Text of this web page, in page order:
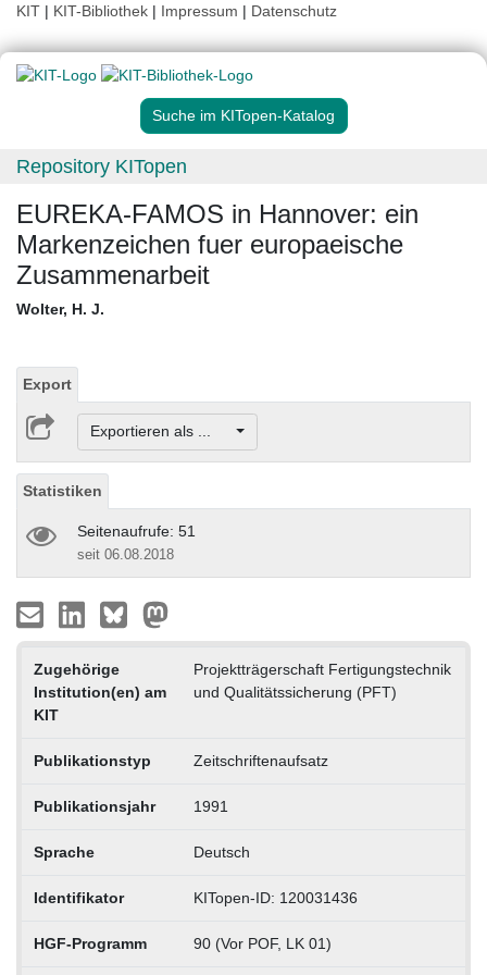
KIT | KIT-Bibliothek | Impressum | Datenschutz
Suche im KITopen-Katalog
Repository KITopen
EUREKA-FAMOS in Hannover: ein
Markenzeichen fuer europaeische
Zusammenarbeit
Wolter, H. J.
Export
Exportieren als ...
Statistiken
Seitenaufrufe: 51
seit 06.08.2018
Zugehörige
Institution(en) am
KIT
Projektträgerschaft Fertigungstechnik
und Qualitätssicherung (PFT)
Publikationstyp Zeitschriftenaufsatz
Publikationsjahr 1991
Sprache Deutsch
Identifikator KITopen-ID: 120031436
HGF-Programm 90 (Vor POF, LK 01)